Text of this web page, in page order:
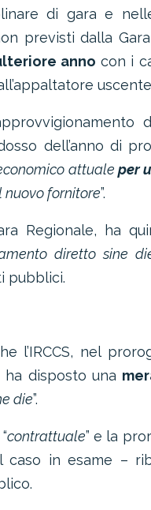
di gara e
previsti dalla Gara
anno con i
dell’anno di
attuale per
nuovo fornitore”.
Regionale, ha
diretto sine
pubblici.
l’IRCCS, nel
disposto una
die”.
contrattuale” e la
caso in esame –